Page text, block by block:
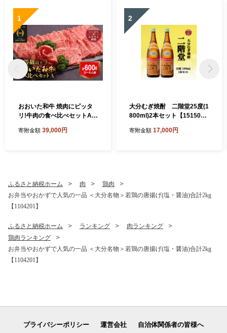
1
おおいた和牛 焼肉にピッタ
リ!牛肉の食べ比べセットA
0g)3～4人前_お肉 黒毛和牛
寄附金額 39,000円
2
大分むぎ焼酎 二階堂25度(1
800ml)2本セット【151504
寄附金額 17,000円
ふるさと納税ホーム 肉
鶏肉
お弁当やおかずで人気の一品 ＜大分名物＞若鶏の唐揚げ(塩・醤油)合計2kg
【1104201】
ふるさと納税ホーム ランキング
肉ランキング
鶏肉ランキング
お弁当やおかずで人気の一品 ＜大分名物＞若鶏の唐揚げ(塩・醤油)合計2kg
【1104201】
プライバシーポリシー 運営会社 自治体関係者の皆様へ